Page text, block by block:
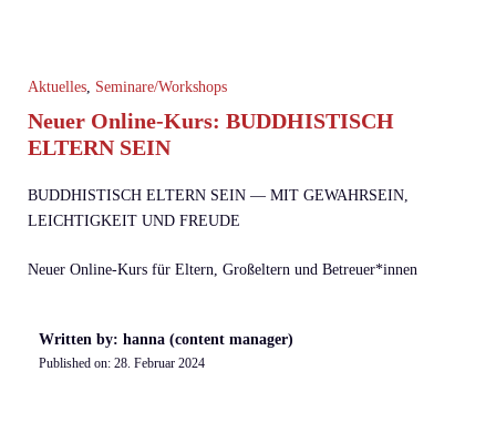
Aktuelles, Seminare/Workshops
Neuer Online-Kurs: BUDDHISTISCH
ELTERN SEIN
BUDDHISTISCH ELTERN SEIN — MIT GEWAHRSEIN,
LEICHTIGKEIT UND FREUDE
Neuer Online-Kurs für Eltern, Großeltern und Betreuer*innen
Written by: hanna (content manager)
Published on: 28. Februar 2024